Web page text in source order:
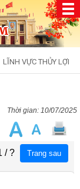
LĨNH VỰC THỦY LỢI
10/07/2025